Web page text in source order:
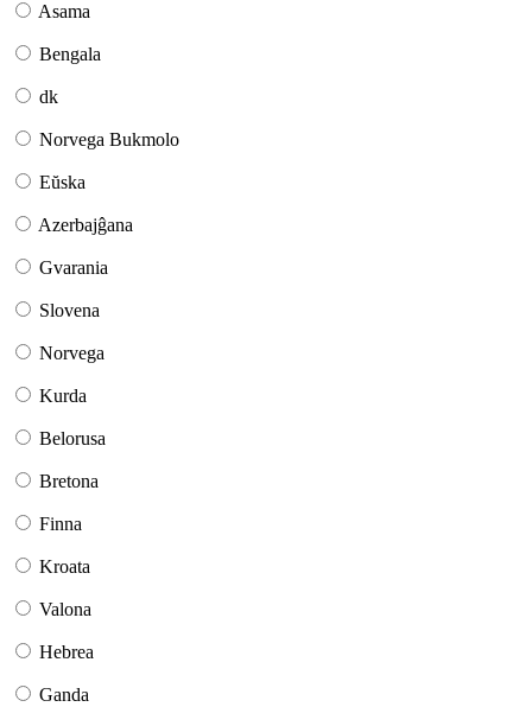
Asama
Bengala
dk
Norvega Bukmolo
Eŭska
Azerbajĝana
Gvarania
Slovena
Norvega
Kurda
Belorusa
Bretona
Finna
Kroata
Valona
Hebrea
Ganda